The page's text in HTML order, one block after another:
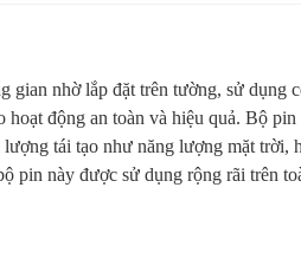
nhờ lắp đặt trên tường, sử dụng
động an toàn và hiệu quả. Bộ
tái tạo như năng lượng mặt trời,
pin này được sử dụng rộng rãi trên